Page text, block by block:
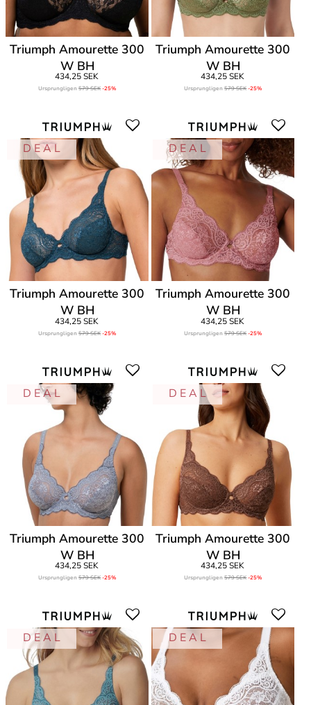
Triumph Amourette 300
W BH
434,25 SEK
Ursprungligen579 SEK-25%
Triumph Amourette 300
W BH
434,25 SEK
Ursprungligen579 SEK-25%
D E A L
Triumph Amourette 300
W BH
434,25 SEK
Ursprungligen579 SEK-25%
D E A L
Triumph Amourette 300
W BH
434,25 SEK
Ursprungligen579 SEK-25%
D E A L
Triumph Amourette 300
W BH
434,25 SEK
Ursprungligen579 SEK-25%
D E A L
Triumph Amourette 300
W BH
434,25 SEK
Ursprungligen579 SEK-25%
D E A L D E A L